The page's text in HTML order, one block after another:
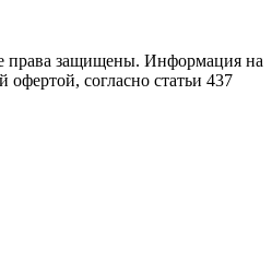
права защищены. Информация на
офертой, согласно статьи 437